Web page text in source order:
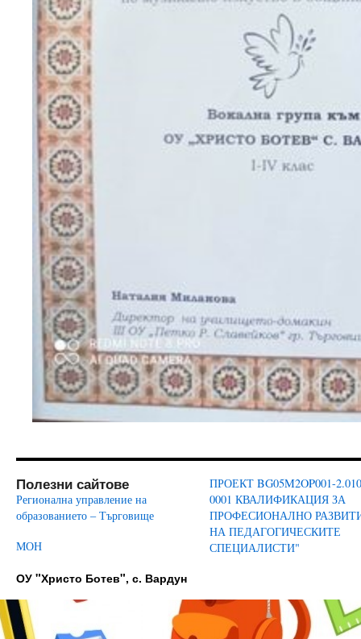
Полезни сайтове
Регионална управление на
образованието – Търговище
МОН
ПРОЕКТ BG05M2OP001-
0001 КВАЛИФИКАЦИЯ ЗА
ПРОФЕСИОНАЛНО
НА ПЕДАГОГИЧЕСКИТЕ
СПЕЦИАЛИСТИ"
ОУ "Христо Ботев", с. Вардун